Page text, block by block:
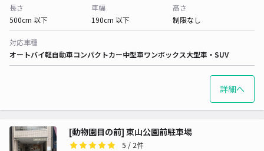
長さ
500cm 以下
車幅
190cm 以下
高さ
制限なし
対応車種
オートバイ軽自動車コンパクトカー中型車ワンボックス大型車・SUV
詳細へ
[動物園目の前] 東山公園前駐車場
5 / 2件